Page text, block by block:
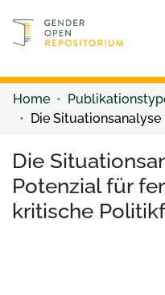
Discover content
Home
Die
Potenzial für
kritische